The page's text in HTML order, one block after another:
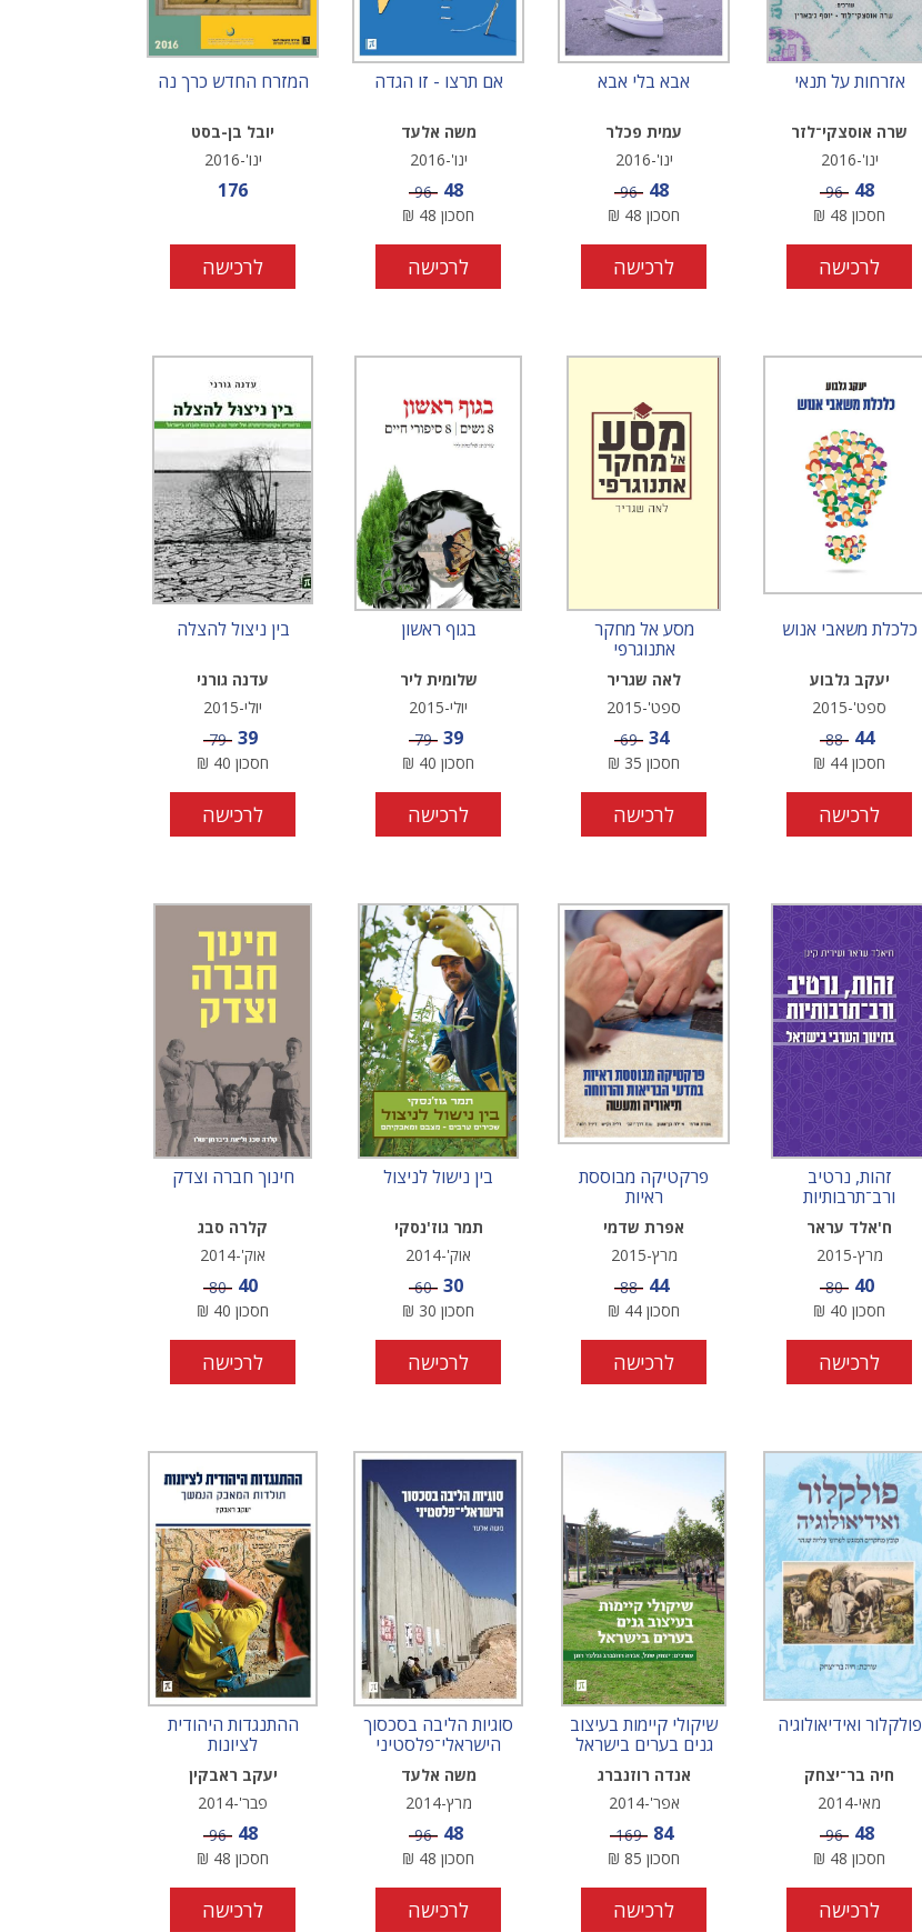
אזרחות על תנאי
שרה אוסצקי־לזר
ינו'-2016
מחיר מבצע
48 מחיר
96
חסכון 48
₪
לרכישה
אבא בלי אבא
עמית פכלר
ינו'-2016
מחיר מבצע
48 מחיר
96
חסכון 48
₪
לרכישה
אם תרצו - זו הגדה
משה אלעד
ינו'-2016
מחיר מבצע
48 מחיר
96
חסכון 48
₪
לרכישה
המזרח החדש כרך נה
יובל בן-בסט
ינו'-2016
מחיר מבצע
176
לרכישה
כלכלת משאבי אנוש
יעקב גלבוע
ספט'-2015
מחיר מבצע
44 מחיר
88
חסכון 44
₪
לרכישה
מסע אל מחקר
אתנוגרפי
לאה שגריר
ספט'-2015
מחיר מבצע
34 מחיר
69
חסכון 35
₪
לרכישה
בגוף ראשון
שלומית ליר
יולי-2015
מחיר מבצע
39 מחיר
79
חסכון 40
₪
לרכישה
בין ניצול להצלה
עדנה גורני
יולי-2015
מחיר מבצע
39 מחיר
79
חסכון 40
₪
לרכישה
זהות, נרטיב
ורב־תרבותיות
ח'אלד עראר
מרץ-2015
מחיר מבצע
40 מחיר
80
חסכון 40
₪
לרכישה
פרקטיקה מבוססת
ראיות
אפרת שדמי
מרץ-2015
מחיר מבצע
44 מחיר
88
חסכון 44
₪
לרכישה
בין נישול לניצול
תמר גוז'נסקי
אוק'-2014
מחיר מבצע
30 מחיר
60
חסכון 30
₪
לרכישה
חינוך חברה וצדק
קלרה סבג
אוק'-2014
מחיר מבצע
40 מחיר
80
חסכון 40
₪
לרכישה
פולקלור ואידיאולוגיה
חיה בר־יצחק
מאי-2014
מחיר מבצע
48 מחיר
96
חסכון 48
₪
לרכישה
שיקולי קיימות בעיצוב
גנים בערים בישראל
אנדה רוזנברג
אפר'-2014
מחיר מבצע
84 מחיר
169
חסכון 85
₪
לרכישה
סוגיות הליבה בסכסוך
הישראלי־פלסטיני
משה אלעד
מרץ-2014
מחיר מבצע
48 מחיר
96
חסכון 48
₪
לרכישה
ההתנגדות היהודית
לציונות
יעקב ראבקין
פבר'-2014
מחיר מבצע
48 מחיר
96
חסכון 48
₪
לרכישה